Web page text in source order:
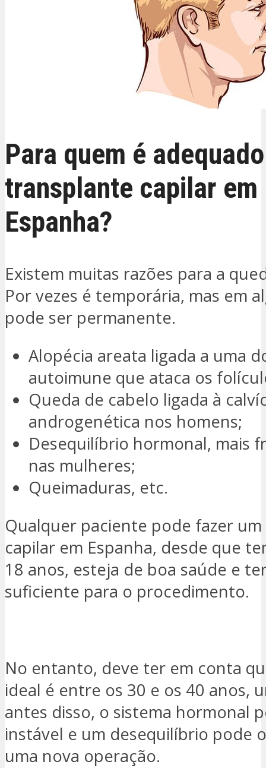
Para quem é
transplante capilar em
Espanha?
Existem muitas razões para a
Por vezes é temporária, mas em
pode ser permanente.
Alopécia areata ligada a uma
autoimune que ataca os
Queda de cabelo ligada à
androgenética nos homens;
Desequilíbrio hormonal, mais
nas mulheres;
Queimaduras, etc.
Qualquer paciente pode fazer
capilar em Espanha, desde que
18 anos, esteja de boa saúde e
suficiente para o procedimento.
No entanto, deve ter em conta
ideal é entre os 30 e os 40 anos,
antes disso, o sistema hormonal
instável e um desequilíbrio pode
uma nova operação.